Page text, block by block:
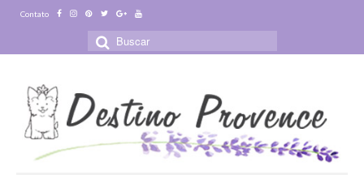
Contato
Buscar
por: